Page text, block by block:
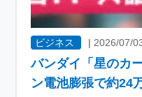
ビジネス |2026/07/
バンダイ「星のカ
ン電池膨張で約24